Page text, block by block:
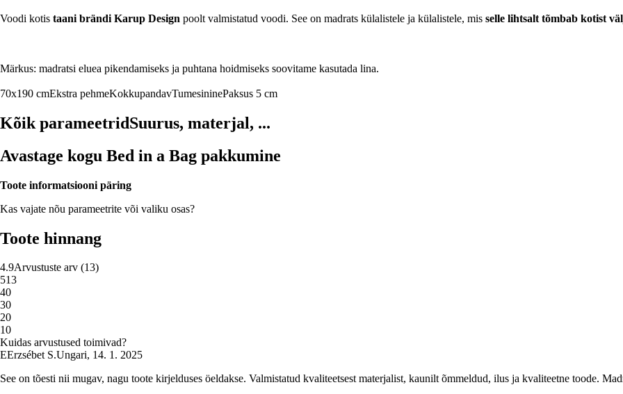
Voodi kotis taani brändi Karup Design poolt valmistatud voodi. See on madrats külalistele ja külalistele, mis selle lihtsalt tõmbab kotist
Märkus: madratsi eluea pikendamiseks ja puhtana hoidmiseks soovitame kasutada lina.
70x190 cmEkstra pehmeKokkupandavTumesininePaksus 5 cm
Kõik parameetridSuurus, materjal, ...
Avastage kogu Bed in a Bag pakkumine
Toote informatsiooni päring
Kas vajate nõu parameetrite või valiku osas?
Toote hinnang
4.9Arvustuste arv (13)
513
40
30
20
10
Kuidas arvustused toimivad?
EErzsébet S.Ungari, 14. 1. 2025
See on tõesti nii mugav, nagu toote kirjelduses öeldakse. Valmistatud kvaliteetsest materjalist, kaunilt õmmeldud, ilus ja kvaliteetne toode.